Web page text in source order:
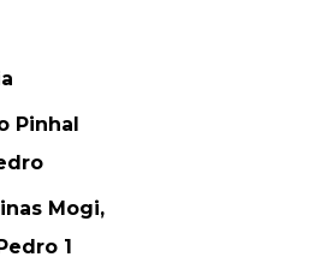
Pinhal
Mogi,
1